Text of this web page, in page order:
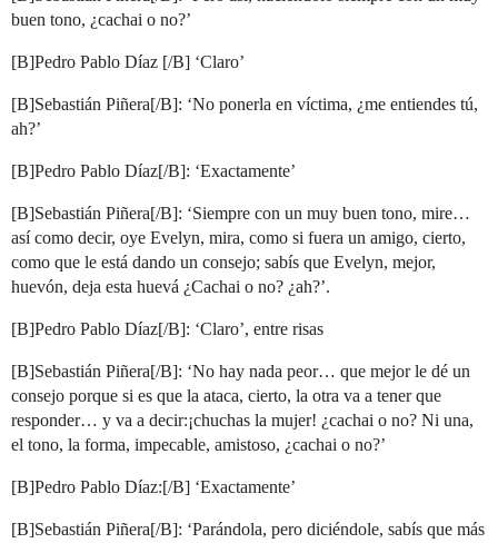
buen tono, ¿cachai o no?’
[B]Pedro Pablo Díaz [/B] ‘Claro’
[B]Sebastián Piñera[/B]: ‘No ponerla en víctima, ¿me entiendes tú,
ah?’
[B]Pedro Pablo Díaz[/B]: ‘Exactamente’
[B]Sebastián Piñera[/B]: ‘Siempre con un muy buen tono, mire…
así como decir, oye Evelyn, mira, como si fuera un amigo, cierto,
como que le está dando un consejo; sabís que Evelyn, mejor,
huevón, deja esta huevá ¿Cachai o no? ¿ah?’.
[B]Pedro Pablo Díaz[/B]: ‘Claro’, entre risas
[B]Sebastián Piñera[/B]: ‘No hay nada peor… que mejor le dé un
consejo porque si es que la ataca, cierto, la otra va a tener que
responder… y va a decir:¡chuchas la mujer! ¿cachai o no? Ni una,
el tono, la forma, impecable, amistoso, ¿cachai o no?’
[B]Pedro Pablo Díaz:[/B] ‘Exactamente’
[B]Sebastián Piñera[/B]: ‘Parándola, pero diciéndole, sabís que más